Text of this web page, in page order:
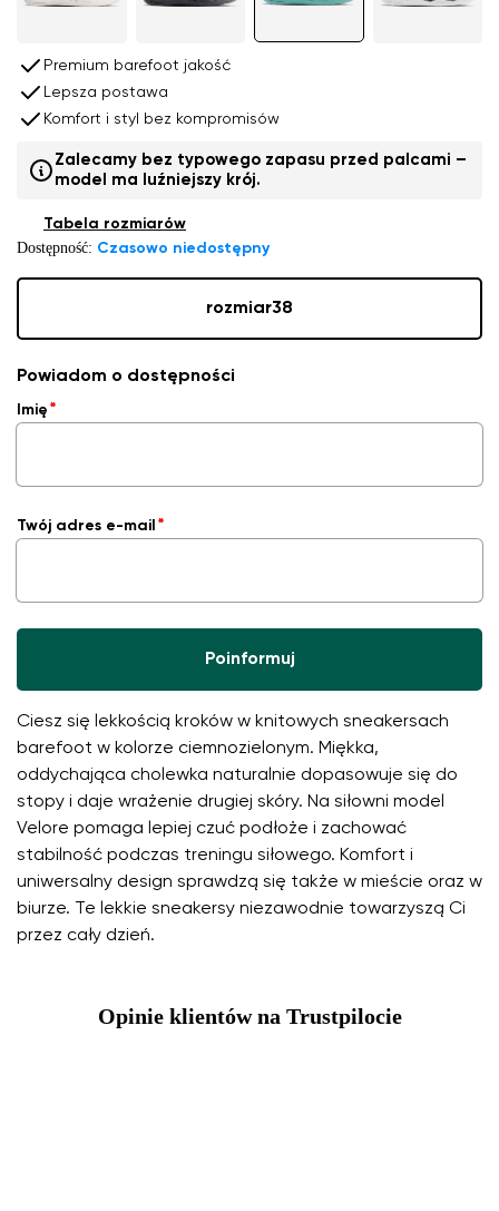
Ciesz się lekkością kroków w knitowych sneakersach
barefoot w kolorze ciemnozielonym. Miękka,
oddychająca cholewka naturalnie dopasowuje się do
stopy i daje wrażenie drugiej skóry. Na siłowni model
Velore pomaga lepiej czuć podłoże i zachować
stabilność podczas treningu siłowego. Komfort i
uniwersalny design sprawdzą się także w mieście oraz w
biurze. Te lekkie sneakersy niezawodnie towarzyszą Ci
przez cały dzień.
Premium barefoot jakość
Lepsza postawa
Komfort i styl bez kompromisów
Zalecamy bez typowego zapasu przed palcami –
model ma luźniejszy krój.
Dostępność: Czasowo niedostępny
Tabela rozmiarów
rozmiar38
Powiadom o dostępności
Imię
Twój adres e-mail
Poinformuj
Opinie klientów na Trustpilocie